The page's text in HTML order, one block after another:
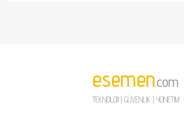
esemen.com
TEKNOLOJİ | GÜVENLİK | YÖNETİM